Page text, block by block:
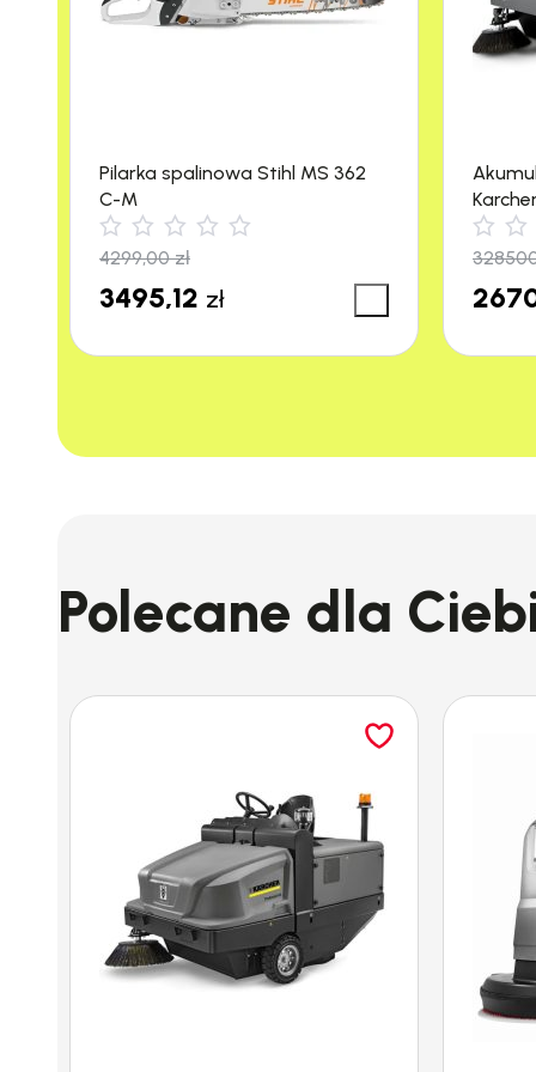
Duża pojemność zbiornika (50 l)
:
Przygotowanie do pracy z systemem
nieoczyszczonych powierzchni.
Pilarka spalinowa Stihl MS 362
C-M
4299,00zł
3495,12 zł
m²/h)
Polecane dla